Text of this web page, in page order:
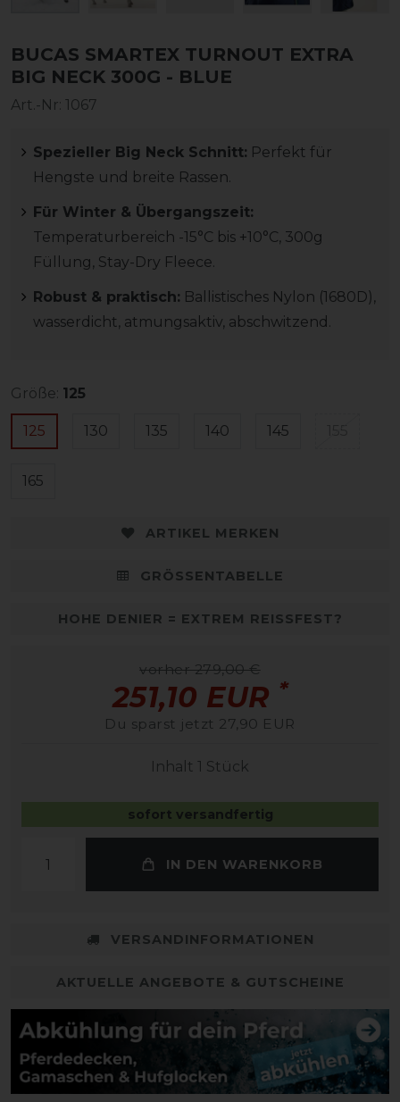
BUCAS SMARTEX TURNOUT EXTRA
BIG NECK 300G - BLUE
Art.-Nr: 1067
Spezieller Big Neck Schnitt: Perfekt für
Hengste und breite Rassen.
Für Winter & Übergangszeit:
Temperaturbereich -15°C bis +10°C, 300g
Füllung, Stay-Dry Fleece.
Robust & praktisch: Ballistisches Nylon (1680D),
wasserdicht, atmungsaktiv, abschwitzend.
Größe: 125
125 130 135 140 145
165
ARTIKEL MERKEN
GRÖSSENTABELLE
HOHE DENIER = EXTREM REISSFEST?
vorher 279,00 €
251,10 EUR *
Du sparst jetzt 27,90 EUR
Inhalt 1 Stück
sofort versandfertig
IN DEN WARENKORB
VERSANDINFORMATIONEN
AKTUELLE ANGEBOTE & GUTSCHEINE